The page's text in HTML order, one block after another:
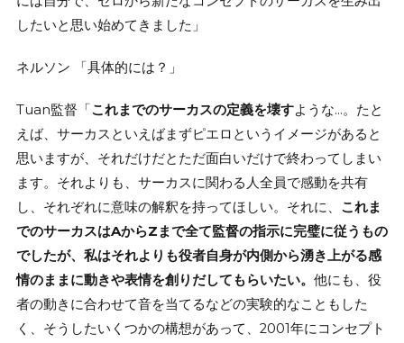
したいと思い始めてきました」
ネルソン 「具体的には？」
Tuan監督「これまでのサーカスの定義を壊すような…。たと
えば、サーカスといえばまずピエロというイメージがあると
思いますが、それだけだとただ面白いだけで終わってしまい
ます。それよりも、サーカスに関わる人全員で感動を共有
し、それぞれに意味の解釈を持ってほしい。それに、 これま
でのサーカスはAからZまで全て監督の指示に完璧に従うもの
でしたが、私はそれよりも役者自身が内側から湧き上がる感
情のままに動きや表情を創りだしてもらいたい。 他にも、役
者の動きに合わせて音を当てるなどの実験的なこともした
く、そうしたいくつかの構想があって、2001年にコンセプト